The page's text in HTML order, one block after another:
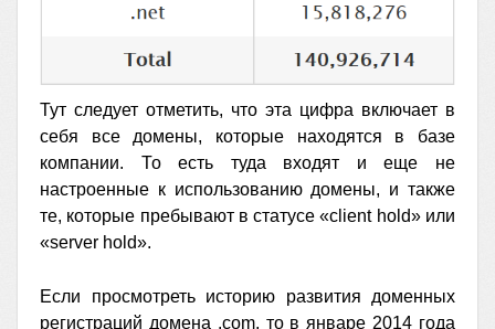
Тут следует отметить, что эта цифра включает в
себя все домены, которые находятся в базе
компании. То есть туда входят и еще не
настроенные к использованию домены, и также
те, которые пребывают в статусе «client hold» или
«server hold».
Если просмотреть историю развития доменных
регистраций домена .com, то в январе 2014 года